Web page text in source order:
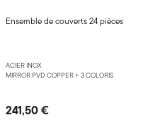
Ensemble de couverts 24 pièces
ACIER INOX
MIRROR PVD COPPER + 3 COLORIS
241,50 €